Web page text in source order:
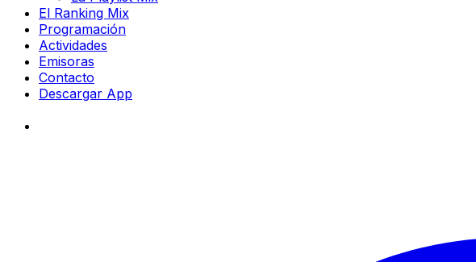
El Ranking Mix
Programación
Actividades
Emisoras
Contacto
Descargar App